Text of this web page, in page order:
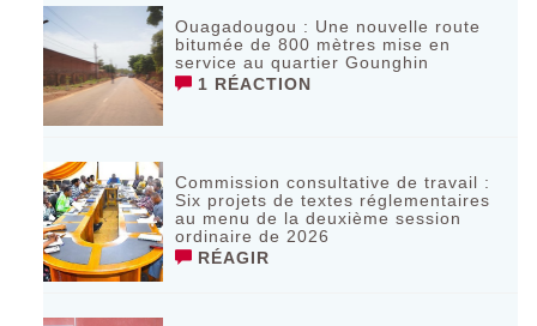
Ouagadougou : Une nouvelle route
bitumée de 800 mètres mise en
service au quartier Gounghin
1 RÉACTION
Commission consultative de travail :
Six projets de textes réglementaires
au menu de la deuxième session
ordinaire de 2026
RÉAGIR